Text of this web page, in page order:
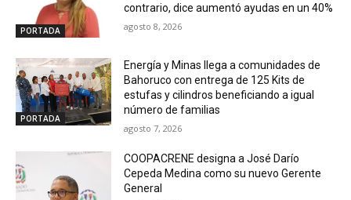
PORTADA
contrario, dice aumentó ayudas en un 40%
agosto 8, 2026
PORTADA
Energía y Minas llega a comunidades de
Bahoruco con entrega de 125 Kits de
estufas y cilindros beneficiando a igual
número de familias
agosto 7, 2026
COOPACRENE designa a José Darío
Cepeda Medina como su nuevo Gerente
General